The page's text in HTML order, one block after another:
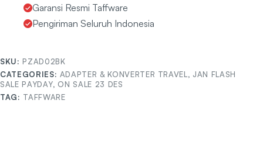
Garansi Resmi Taffware
Pengiriman Seluruh Indonesia
SKU:PZAD02BK
CATEGORIES: ADAPTER & KONVERTER TRAVEL, JAN FLASH
SALE PAYDAY, ON SALE 23 DES
TAG: TAFFWARE